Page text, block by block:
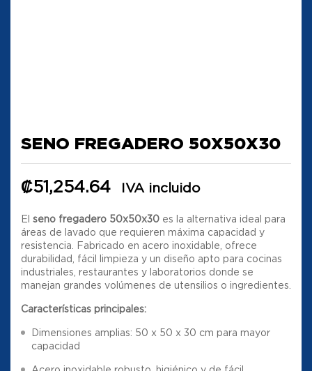
SENO FREGADERO 50X50X30
₡51,254.64 IVA incluido
El seno fregadero 50x50x30 es la alternativa ideal para
áreas de lavado que requieren máxima capacidad y
resistencia. Fabricado en acero inoxidable, ofrece
durabilidad, fácil limpieza y un diseño apto para cocinas
industriales, restaurantes y laboratorios donde se
manejan grandes volúmenes de utensilios o ingredientes.
Características principales:
Dimensiones amplias: 50 x 50 x 30 cm para mayor
capacidad